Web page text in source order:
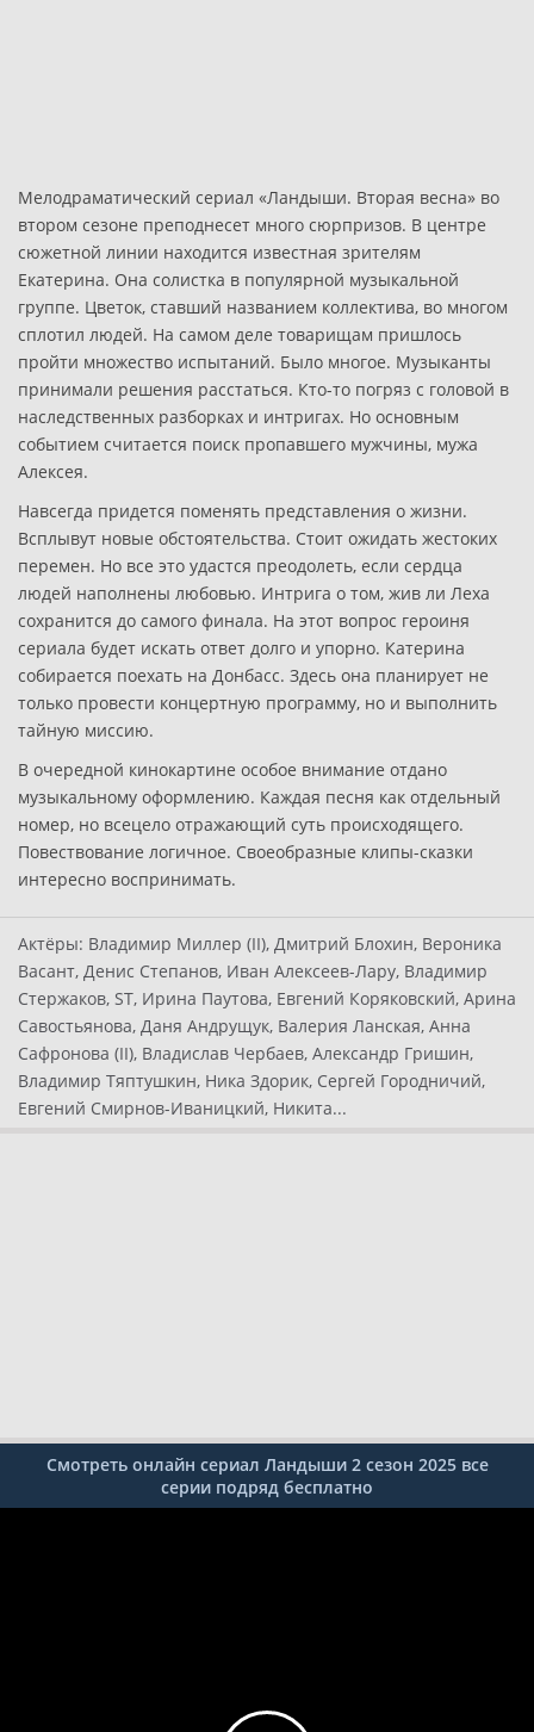
Мелодраматический сериал «Ландыши. Вторая весна» во
втором сезоне преподнесет много сюрпризов. В центре
сюжетной линии находится известная зрителям
Екатерина. Она солистка в популярной музыкальной
группе. Цветок, ставший названием коллектива, во многом
сплотил людей. На самом деле товарищам пришлось
пройти множество испытаний. Было многое. Музыканты
принимали решения расстаться. Кто-то погряз с головой в
наследственных разборках и интригах. Но основным
событием считается поиск пропавшего мужчины, мужа
Алексея.
Навсегда придется поменять представления о жизни.
Всплывут новые обстоятельства. Стоит ожидать жестоких
перемен. Но все это удастся преодолеть, если сердца
людей наполнены любовью. Интрига о том, жив ли Леха
сохранится до самого финала. На этот вопрос героиня
сериала будет искать ответ долго и упорно. Катерина
собирается поехать на Донбасс. Здесь она планирует не
только провести концертную программу, но и выполнить
тайную миссию.
В очередной кинокартине особое внимание отдано
музыкальному оформлению. Каждая песня как отдельный
номер, но всецело отражающий суть происходящего.
Повествование логичное. Своеобразные клипы-сказки
интересно воспринимать.
Актёры: Владимир Миллер (II), Дмитрий Блохин, Вероника
Васант, Денис Степанов, Иван Алексеев-Лару, Владимир
Стержаков, ST, Ирина Паутова, Евгений Коряковский, Арина
Савостьянова, Даня Андрущук, Валерия Ланская, Анна
Сафронова (II), Владислав Чербаев, Александр Гришин,
Владимир Тяптушкин, Ника Здорик, Сергей Городничий,
Евгений Смирнов-Иваницкий, Никита...
Смотреть онлайн сериал Ландыши 2 сезон 2025 все
серии подряд бесплатно